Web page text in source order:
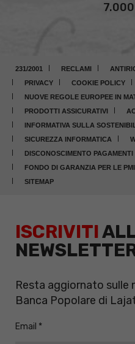
7.000
231/2001 RECLAMI
PRIVACY
COOKIE POLICY
NUOVE REGOLE EUROPEE IN
PRODOTTI ASSICURATIVI
INFORMATIVA SULLA
SICUREZZA INFORMATICA
DISCONOSCIMENTO PAGAMENTI
FONDO DI GARANZIA PER LE PMI
SITEMAP
ISCRIVITI
Resta aggiornato sulle
Banca Popolare di
Email